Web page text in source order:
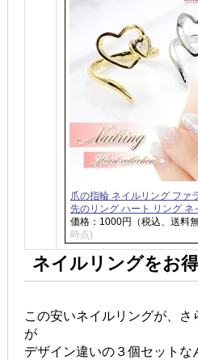
爪の指輪 ネイルリング ファ
先のリング ハート リング ネ
価格：1000円（税込、送料
時点)
ネイルリングをお得
この安いネイルリングが、
が
デザイン違いの３個セットな